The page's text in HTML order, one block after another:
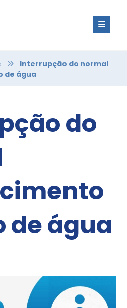
Interrupção do normal
de água
do
de água